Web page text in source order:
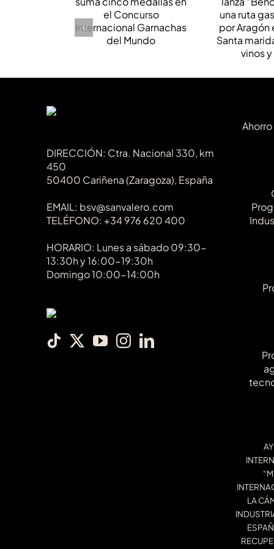
medallas en el
Concurso
Internacional
Garnachas del
una
Aragón
Santa
con
DIRECCIÓN: Ctra. Nacional 330, km
450
50400 Cariñena (Zaragoza), España
EMAIL: bsv@sanvalero.com
TELÉFONO: +34 976 620 400
HORARIO: Lunes a sábado 09:30-
13:30h y 16:00-19:30h
Domingo 10:00-14:00h
LA